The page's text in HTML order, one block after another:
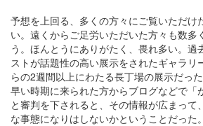
予想を上回る、多くの方々にご覧いただけ
い。遠くからご足労いただいた方々も数多
う。ほんとうにありがたく、畏れ多い。過
ストが話題性の高い展示をされたギャラリ
らの2週間以上にわたる長丁場の展示だっ
早い時期に来られた方からブログなどで「
と審判を下されると、その情報が広まって
な事態になりはしないかということだった。